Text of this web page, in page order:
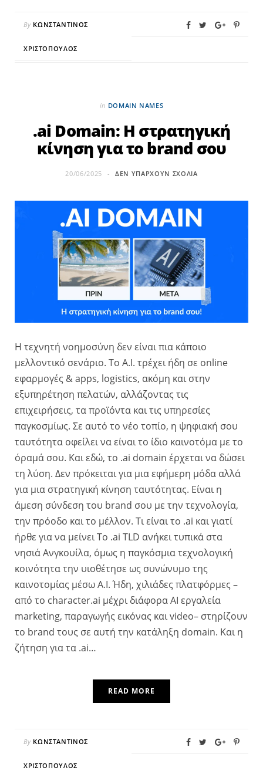
By ΚΩΝΣΤΑΝΤΊΝΟΣ
ΧΡΙΣΤΌΠΟΥΛΟΣ
in DOMAIN NAMES
.ai Domain: Η στρατηγική
κίνηση για το brand σου
20/06/2025 ΔΕΝ ΥΠΆΡΧΟΥΝ ΣΧΌΛΙΑ
Η τεχνητή νοημοσύνη δεν είναι πια κάποιο
μελλοντικό σενάριο. Το A.I. τρέχει ήδη σε online
εφαρμογές & apps, logistics, ακόμη και στην
εξυπηρέτηση πελατών, αλλάζοντας τις
επιχειρήσεις, τα προϊόντα και τις υπηρεσίες
παγκοσμίως. Σε αυτό το νέο τοπίο, η ψηφιακή σου
ταυτότητα οφείλει να είναι το ίδιο καινοτόμα με το
όραμά σου. Και εδώ, το .ai domain έρχεται να δώσει
τη λύση. Δεν πρόκειται για μια εφήμερη μόδα αλλά
για μια στρατηγική κίνηση ταυτότητας. Είναι η
άμεση σύνδεση του brand σου με την τεχνολογία,
την πρόοδο και το μέλλον. Τι είναι το .ai και γιατί
ήρθε για να μείνει To .ai TLD ανήκει τυπικά στα
νησιά Ανγκουίλα, όμως η παγκόσμια τεχνολογική
κοινότητα την υιοθέτησε ως συνώνυμο της
καινοτομίας μέσω A.I. Ήδη, χιλιάδες πλατφόρμες –
από το character.ai μέχρι διάφορα AI εργαλεία
marketing, παραγωγής εικόνας και video– στηρίζουν
το brand τους σε αυτή την κατάληξη domain. Και η
ζήτηση για τα .ai…
READ MORE
By ΚΩΝΣΤΑΝΤΊΝΟΣ
ΧΡΙΣΤΌΠΟΥΛΟΣ